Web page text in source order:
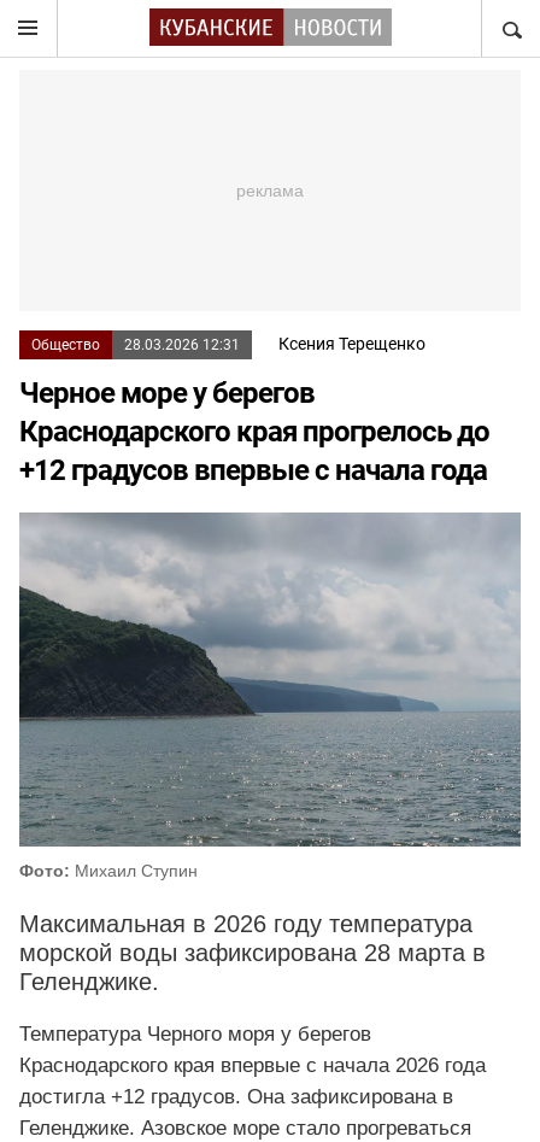
Общество 28.03.2026 12:31 Ксения Терещенко
Черное море у берегов
Краснодарского края прогрелось до
+12 градусов впервые с начала года
Фото: Михаил Ступин
Максимальная в 2026 году температура
морской воды зафиксирована 28 марта в
Геленджике.
Температура Черного моря у берегов
Краснодарского края впервые с начала 2026 года
достигла +12 градусов. Она зафиксирована в
Геленджике. Азовское море стало прогреваться